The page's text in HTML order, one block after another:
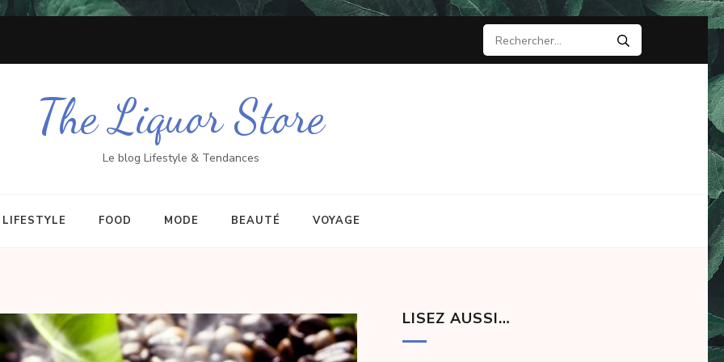
Rechercher :
The Liquor Store
Le blog Lifestyle & Tendances
LIFESTYLE FOOD MODE BEAUTÉ VOYAGE
LISEZ AUSSI…